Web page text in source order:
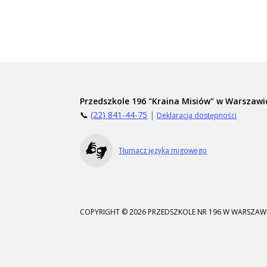
Przedszkole 196 "Kraina Misiów" w
📞(22) 841-44-75 | Deklaracja dostępności
Tłumacz języka migowego
COPYRIGHT © 2026 PRZEDSZKOLE NR 196 W